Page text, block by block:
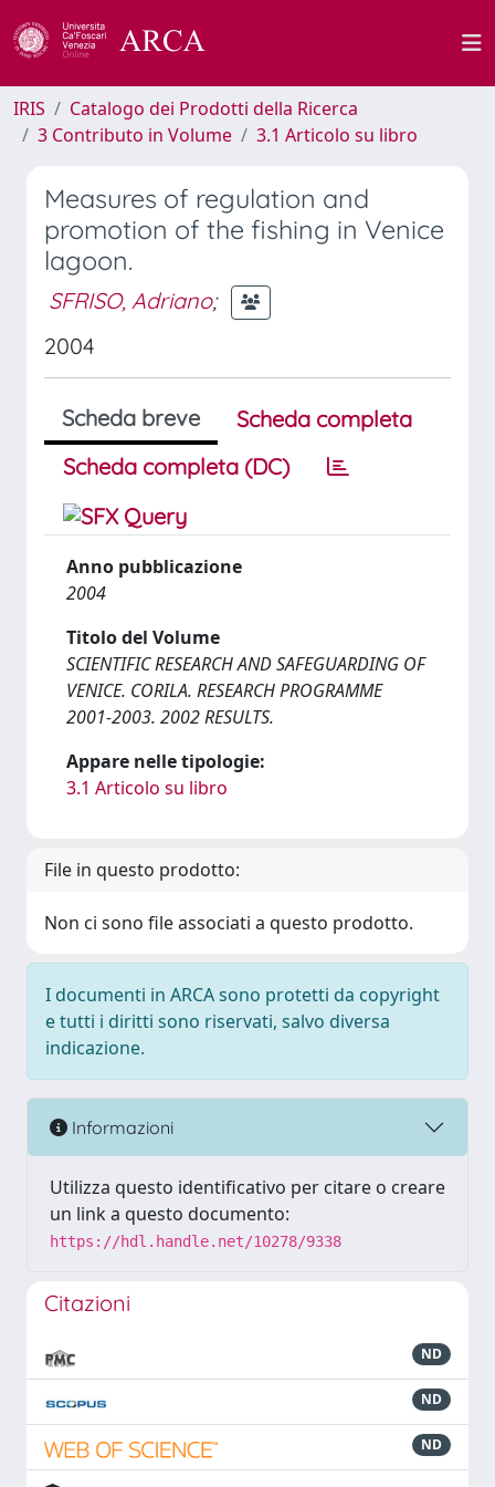
IRIS
Catalogo dei Prodotti della Ricerca
3 Contributo in Volume
3.1 Articolo su libro
Measures of regulation and
promotion of the fishing in Venice
lagoon.
SFRISO, Adriano;
2004
Scheda breve
Scheda completa
Scheda completa (DC)
Anno pubblicazione
2004
Titolo del Volume
SCIENTIFIC RESEARCH AND SAFEGUARDING OF
VENICE. CORILA. RESEARCH PROGRAMME
2001-2003. 2002 RESULTS.
Appare nelle tipologie:
3.1 Articolo su libro
File in questo prodotto:
Non ci sono file associati a questo prodotto.
I documenti in ARCA sono protetti da copyright
e tutti i diritti sono riservati, salvo diversa
indicazione.
Informazioni
Utilizza questo identificativo per citare o creare
un link a questo documento:
https://hdl.handle.net/10278/9338
Citazioni
ND
ND
ND